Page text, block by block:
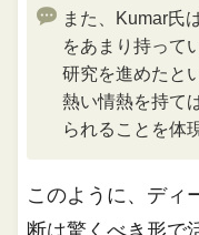
また、Kumar氏
をあまり持って
研究を進めたと
熱い情熱を持て
られることを体
このように、ディ
断は驚くべき形で